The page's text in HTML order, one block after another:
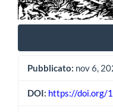
Pubblicato: nov 6,
DOI: https://doi.org/